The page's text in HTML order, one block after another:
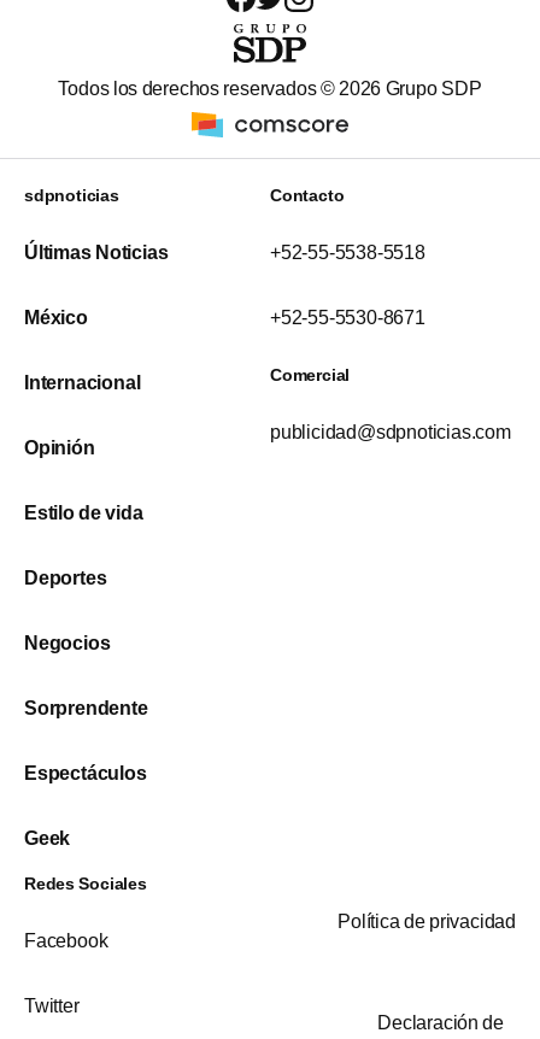
Todos los derechos reservados © 2026 Grupo SDP
sdpnoticias
Últimas Noticias
México
Internacional
Opinión
Estilo de vida
Deportes
Negocios
Sorprendente
Espectáculos
Geek
Contacto
+52-55-5538-5518
+52-55-5530-8671
Comercial
publicidad@sdpnoticias.com
Redes Sociales
Facebook
Twitter
Política de privacidad
Declaración de